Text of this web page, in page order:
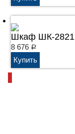
Шкаф ШК-2821
8 676 Р